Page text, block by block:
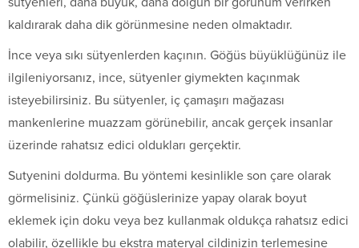
kaldırarak daha dik görünmesine neden olmaktadır.
İnce veya sıkı sütyenlerden kaçının. Göğüs büyüklüğünüz ile
ilgileniyorsanız, ince, sütyenler giymekten kaçınmak
isteyebilirsiniz. Bu sütyenler, iç çamaşırı mağazası
mankenlerine muazzam görünebilir, ancak gerçek insanlar
üzerinde rahatsız edici oldukları gerçektir.
Sutyenini doldurma. Bu yöntemi kesinlikle son çare olarak
görmelisiniz. Çünkü göğüslerinize yapay olarak boyut
eklemek için doku veya bez kullanmak oldukça rahatsız edici
olabilir, özellikle bu ekstra materyal cildinizin terlemesine